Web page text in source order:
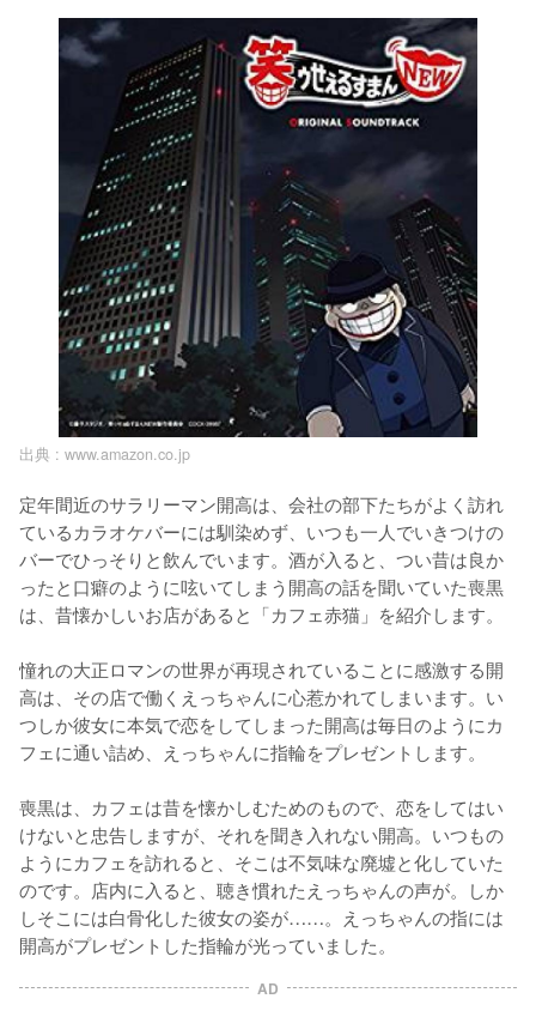
出典 : www.amazon.co.jp
定年間近のサラリーマン開高は、会社の部下たちがよく訪れ
ているカラオケバーには馴染めず、いつも一人でいきつけの
バーでひっそりと飲んでいます。酒が入ると、つい昔は良か
ったと口癖のように呟いてしまう開高の話を聞いていた喪黒
は、昔懐かしいお店があると「カフェ赤猫」を紹介します。
憧れの大正ロマンの世界が再現されていることに感激する開
高は、その店で働くえっちゃんに心惹かれてしまいます。い
つしか彼女に本気で恋をしてしまった開高は毎日のようにカ
フェに通い詰め、えっちゃんに指輪をプレゼントします。
喪黒は、カフェは昔を懐かしむためのもので、恋をしてはい
けないと忠告しますが、それを聞き入れない開高。いつもの
ようにカフェを訪れると、そこは不気味な廃墟と化していた
のです。店内に入ると、聴き慣れたえっちゃんの声が。しか
しそこには白骨化した彼女の姿が……。えっちゃんの指には
開高がプレゼントした指輪が光っていました。
AD